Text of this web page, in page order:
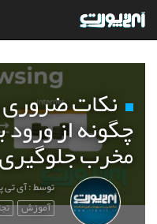
نکات ضروری
چگونه از
مخرب
توسط : آی تی
آموزش